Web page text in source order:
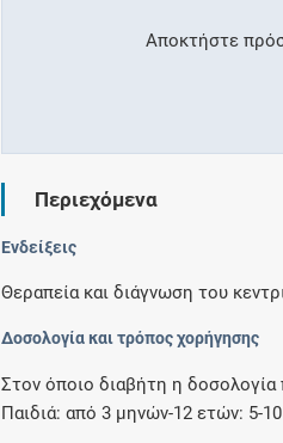
Αποκτήστε
Περιεχόμενα
Ενδείξεις
Θεραπεία και διάγνωση του
Δοσολογία και τρόπος χορήγησης
Στον όποιο διαβήτη η δοσολογία
Παιδιά: από 3 μηνών-12 ετών: 5-